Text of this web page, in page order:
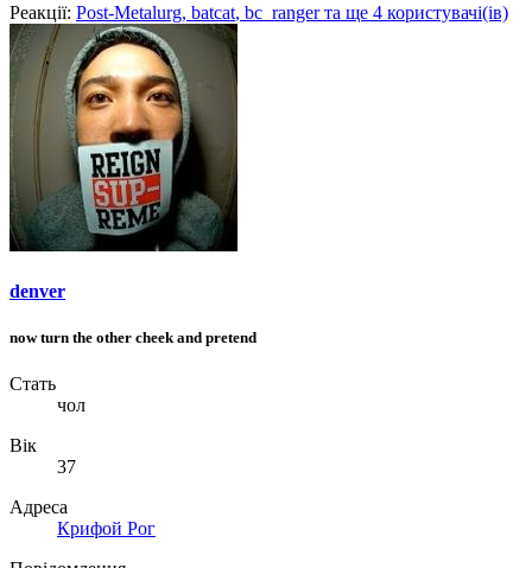
Реакції: Post-Metalurg, batcat, bc_rangerта ще 4 користувачі(ів)
denver
now turn the other cheek and pretend
Стать
чол
Вік
37
Адреса
Крифой Рог